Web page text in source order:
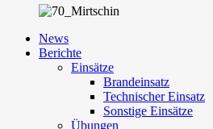
News
Berichte
Einsätze
Brandeinsatz
Technischer Einsatz
Sonstige Einsätze
Übungen